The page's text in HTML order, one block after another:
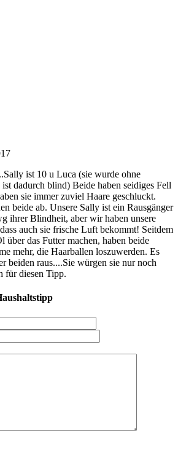
ist 10 u Luca (sie wurde ohne
dadurch blind) Beide haben seidiges Fell
sie immer zuviel Haare geschluckt.
beide ab. Unsere Sally ist ein Rausgänger
ihrer Blindheit, aber wir haben unsere
auch sie frische Luft bekommt! Seitdem
über das Futter machen, haben beide
mehr, die Haarballen loszuwerden. Es
beiden raus....Sie würgen sie nur noch
für diesen Tipp.